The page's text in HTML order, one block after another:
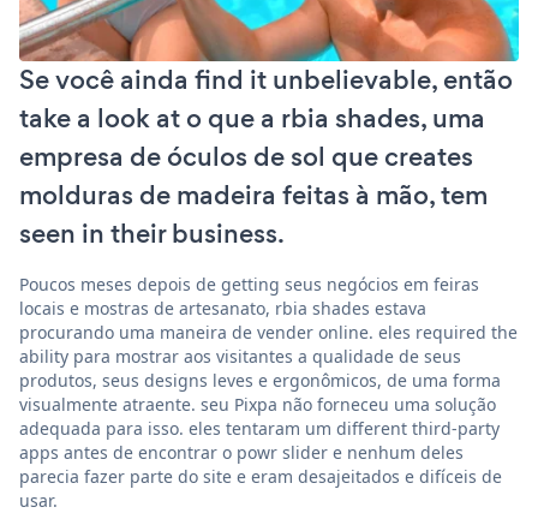
Se você ainda find it unbelievable, então
take a look at o que a rbia shades, uma
empresa de óculos de sol que creates
molduras de madeira feitas à mão, tem
seen in their business.
Poucos meses depois de getting seus negócios em feiras
locais e mostras de artesanato, rbia shades estava
procurando uma maneira de vender online. eles required the
ability para mostrar aos visitantes a qualidade de seus
produtos, seus designs leves e ergonômicos, de uma forma
visualmente atraente. seu Pixpa não forneceu uma solução
adequada para isso. eles tentaram um different third-party
apps antes de encontrar o powr slider e nenhum deles
parecia fazer parte do site e eram desajeitados e difíceis de
usar.